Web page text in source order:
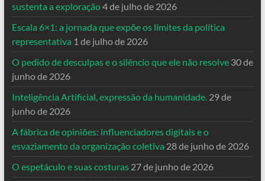
sustenta a exploração4 de julho de 2026
Escala 6×1: a jornada que expõe os limites da política
representativa 1 de julho de 2026
O pedido de desculpas e o silêncio que ele não resolve 30 de
junho de 2026
Inteligência Artificial, expressão da humanidade. 29 de
junho de 2026
A fábrica de opiniões: influenciadores digitais e o
esvaziamento da organização coletiva 28 de junho de 2026
O espetáculo e suas costuras 27 de junho de 2026